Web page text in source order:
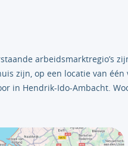
arbeidsmarktregio’s
zijn, op een locatie van
in Hendrik-Ido-Ambacht.